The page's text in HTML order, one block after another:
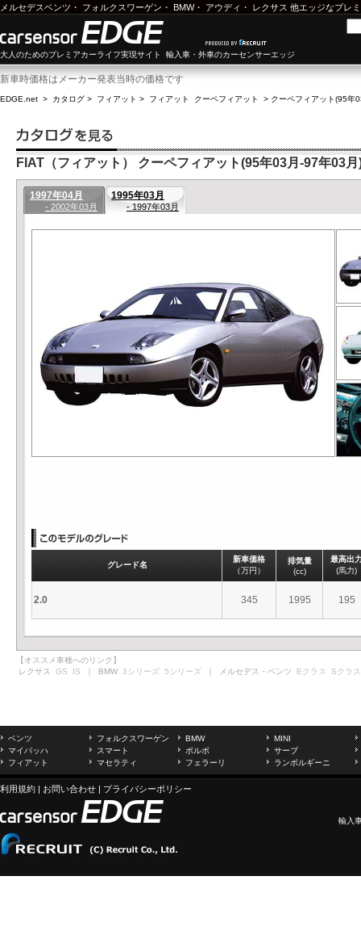
メルセデスベンツ ・ フォルクスワーゲン ・ BMW・ アウディ ・ レクサス 他エッジなプレ
大人のためのプレミアカーライフ実現サイト 輸入車・外車のカーセンサーエッジ
新車時価格はメーカー発表当時の価格です
EDGE.net > カタログ > フィアット > フィアット クーペフィアット > クーペフィアット(95年
FIAT（フィアット） クーペフィアット(95年03月-97年03月
1997年04月
- 2002年03月
1995年03月
- 1997年03月
グレード名
新車価格
（万円）
排気量
(cc)
最高出
(馬力)
2.0 345 1995 195
【オススメ車種へのリンク】
レクサス GS IS ｜ BMW 3シリーズ 5シリーズ ｜ メルセデス・ベンツ Eクラス Sクラス
ベンツ フォルクスワーゲン BMW
MINI
マイバッハ
スマート ボルボ
サーブ
フィアット
マセラティ フェラーリ ランボルギーニ
利用規約 | お問い合わせ | プライバシーポリシー
輸入